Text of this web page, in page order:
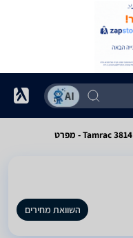
Tamrac 3814 - מפרט
השוואת מחירים